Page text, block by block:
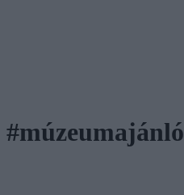
#múzeumajánló